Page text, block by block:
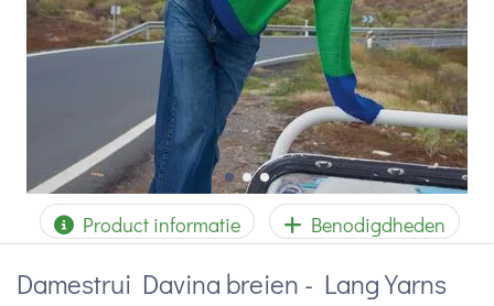
Product informatie Benodigdheden
Damestrui Davina breien - Lang Yarns